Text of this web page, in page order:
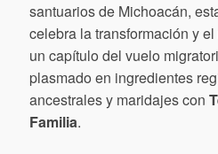
santuarios de Michoacán,
celebra la transformación y
un capítulo del vuelo
plasmado en ingredientes
ancestrales y maridajes con
Familia.